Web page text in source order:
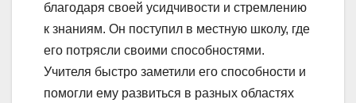
благодаря своей усидчивости и стремлению
к знаниям. Он поступил в местную школу, где
его потрясли своими способностями.
Учителя быстро заметили его способности и
помогли ему развиться в разных областях